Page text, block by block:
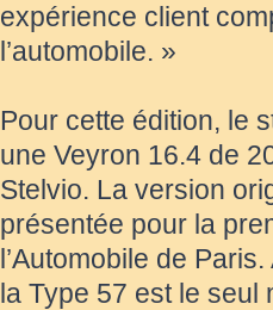
expérience client
l’automobile. »
Pour cette édition, le
une Veyron 16.4 de
Stelvio. La version
présentée pour la
l’Automobile de
la Type 57 est le seul